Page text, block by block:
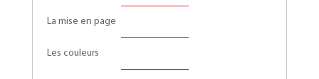
La mise en page
Les couleurs